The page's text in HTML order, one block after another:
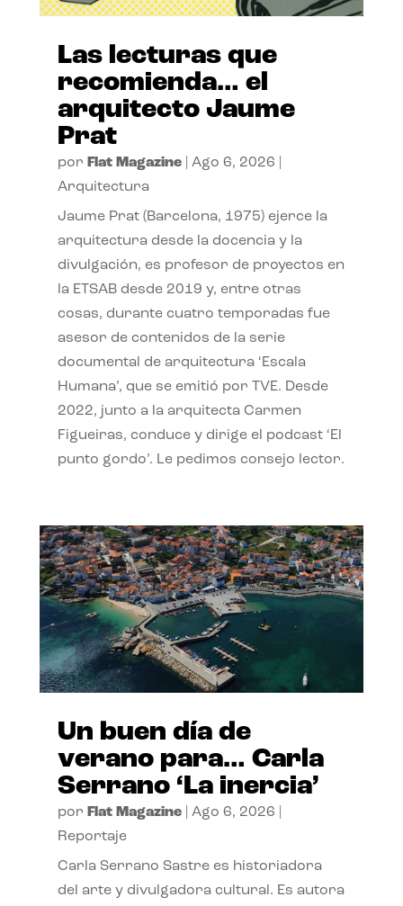
Las lecturas que
recomienda… el
arquitecto Jaume
Prat
por Flat Magazine| Ago 6, 2026
Arquitectura
Jaume Prat (Barcelona, 1975) ejerce la
arquitectura desde la docencia y la
divulgación, es profesor de proyectos en
la ETSAB desde 2019 y, entre otras
cosas, durante cuatro temporadas fue
asesor de contenidos de la serie
documental de arquitectura ‘Escala
Humana’, que se emitió por TVE. Desde
2022, junto a la arquitecta Carmen
Figueiras, conduce y dirige el podcast ‘El
punto gordo’. Le pedimos consejo lector.
Un buen día de
verano para… Carla
Serrano ‘La inercia’
por Flat Magazine| Ago 6, 2026
Reportaje
Carla Serrano Sastre es historiadora
del arte y divulgadora cultural. Es autora